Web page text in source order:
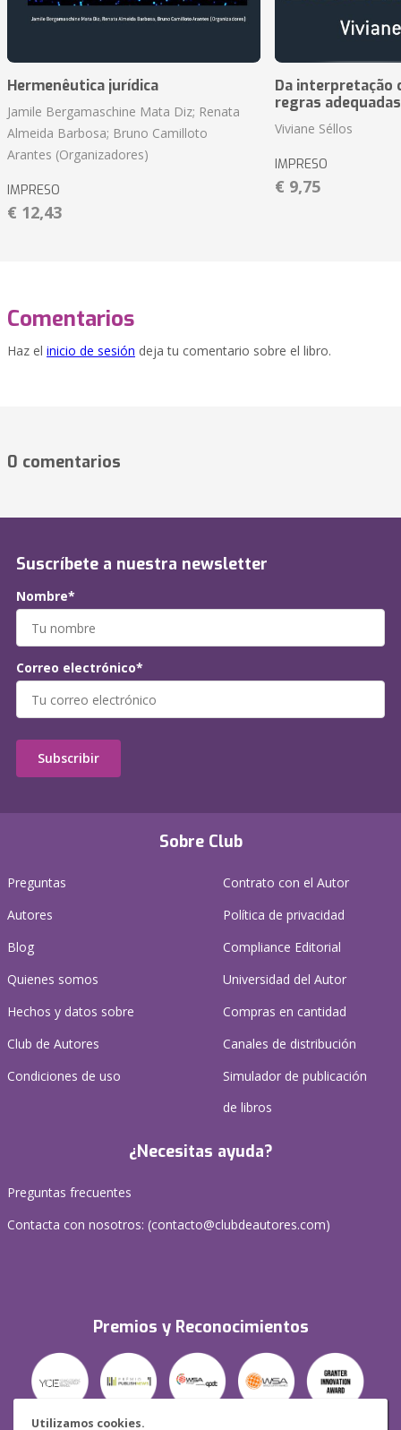
Utilizamos cookies.
Hermenêutica jurídica
Jamile Bergamaschine Mata Diz; Renata
Almeida Barbosa; Bruno Camilloto
Arantes (Organizadores)
IMPRESO
€ 12,43
Da interpretação
regras
Viviane Séllos
IMPRESO
€ 9,75
Comentarios
Haz el inicio de sesión deja tu comentario sobre el libro.
0 comentarios
Sobre Club
Preguntas
Autores
Blog
Quienes somos
Hechos y datos sobre
Club de Autores
Condiciones de uso
Contrato con el Autor
Política de privacidad
Compliance Editorial
Universidad del Autor
Compras en cantidad
Canales de distribución
Simulador de publicación
de libros
¿Necesitas ayuda?
Preguntas frecuentes
Contacta con nosotros: (contacto@clubdeautores.com)
Premios y Reconocimientos
Suscríbete a nuestra newsletter
Nombre*
Correo electrónico*
Subscribir